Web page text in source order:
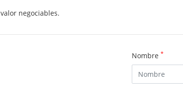
valor negociables.
Nombre *